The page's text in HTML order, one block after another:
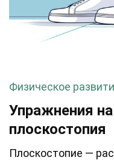
Физическое
Упражнения
плоскостопия
Плоскостопие —